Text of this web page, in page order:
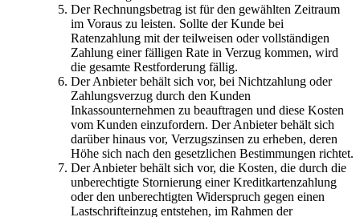
Der Rechnungsbetrag ist für den gewählten Zeitraum
im Voraus zu leisten. Sollte der Kunde bei
Ratenzahlung mit der teilweisen oder vollständigen
Zahlung einer fälligen Rate in Verzug kommen, wird
die gesamte Restforderung fällig.
Der Anbieter behält sich vor, bei Nichtzahlung oder
Zahlungsverzug durch den Kunden
Inkassounternehmen zu beauftragen und diese Kosten
vom Kunden einzufordern. Der Anbieter behält sich
darüber hinaus vor, Verzugszinsen zu erheben, deren
Höhe sich nach den gesetzlichen Bestimmungen richtet.
Der Anbieter behält sich vor, die Kosten, die durch die
unberechtigte Stornierung einer Kreditkartenzahlung
oder den unberechtigten Widerspruch gegen einen
Lastschrifteinzug entstehen, im Rahmen der